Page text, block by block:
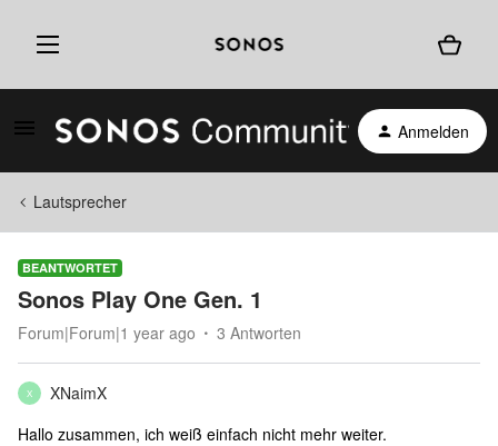
Anmelden
Lautsprecher
BEANTWORTET
Sonos Play One Gen. 1
Forum|Forum|1 year ago 3 Antworten
X
XNaimX
Hallo zusammen, ich weiß einfach nicht mehr weiter.